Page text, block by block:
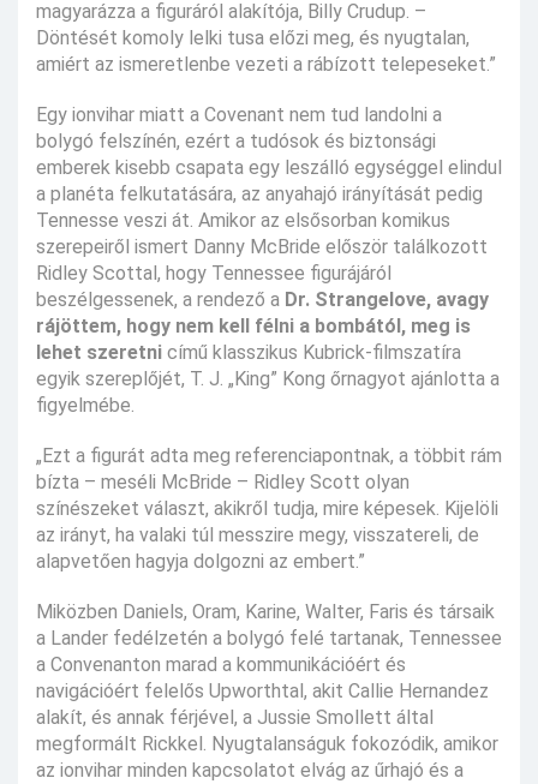
magyarázza a figuráról alakítója, Billy Crudup. –
Döntését komoly lelki tusa előzi meg, és nyugtalan,
amiért az ismeretlenbe vezeti a rábízott telepeseket.”
Egy ionvihar miatt a Covenant nem tud landolni a
bolygó felszínén, ezért a tudósok és biztonsági
emberek kisebb csapata egy leszálló egységgel elindul
a planéta felkutatására, az anyahajó irányítását pedig
Tennesse veszi át. Amikor az elsősorban komikus
szerepeiről ismert Danny McBride először találkozott
Ridley Scottal, hogy Tennessee figurájáról
beszélgessenek, a rendező a Dr. Strangelove, avagy
rájöttem, hogy nem kell félni a bombától, meg is
lehet szeretni című klasszikus Kubrick-filmszatíra
egyik szereplőjét, T. J. „King” Kong őrnagyot ajánlotta a
figyelmébe.
„Ezt a figurát adta meg referenciapontnak, a többit rám
bízta – meséli McBride – Ridley Scott olyan
színészeket választ, akikről tudja, mire képesek. Kijelöli
az irányt, ha valaki túl messzire megy, visszatereli, de
alapvetően hagyja dolgozni az embert.”
Miközben Daniels, Oram, Karine, Walter, Faris és társaik
a Lander fedélzetén a bolygó felé tartanak, Tennessee
a Convenanton marad a kommunikációért és
navigációért felelős Upworthtal, akit Callie Hernandez
alakít, és annak férjével, a Jussie Smollett által
megformált Rickkel. Nyugtalanságuk fokozódik, amikor
az ionvihar minden kapcsolatot elvág az űrhajó és a